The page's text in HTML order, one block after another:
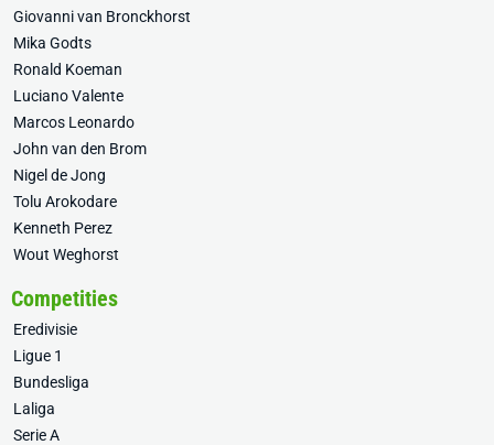
Giovanni van Bronckhorst
Mika Godts
Ronald Koeman
Luciano Valente
Marcos Leonardo
John van den Brom
Nigel de Jong
Tolu Arokodare
Kenneth Perez
Wout Weghorst
Competities
Eredivisie
Ligue 1
Bundesliga
Laliga
Serie A